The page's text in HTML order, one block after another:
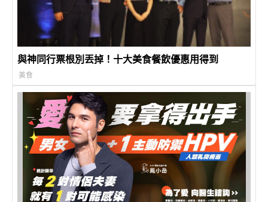
與神同行票根別丟掉！十大美食餐飲優惠用得到
美食